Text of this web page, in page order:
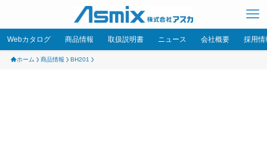
Webカタログ 商品情報 取扱説明書 ニュース 会社概要 採用情
ホーム 商品情報 BH201